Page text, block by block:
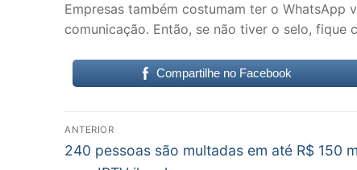
Empresas também costumam ter o WhatsApp
comunicação. Então, se não tiver o selo, fique
Compartilhe no Facebook
Navegação
de
ANTERIOR
Post
240 pessoas são multadas em até R$ 150